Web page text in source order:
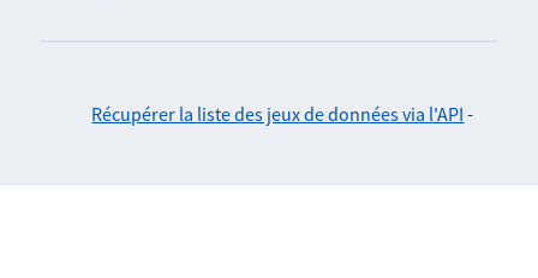
Récupérer la liste des jeux de données via l'API -